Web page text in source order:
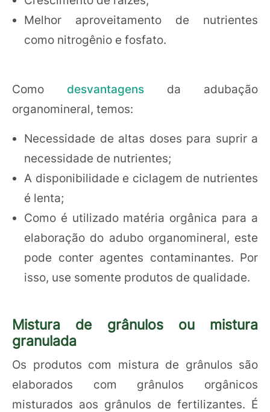
Melhor aproveitamento de nutrientes
como nitrogênio e fosfato.
Como desvantagens da adubação
organomineral, temos:
Necessidade de altas doses para suprir a
necessidade de nutrientes;
A disponibilidade e ciclagem de nutrientes
é lenta;
Como é utilizado matéria orgânica para a
elaboração do adubo organomineral, este
pode conter agentes contaminantes. Por
isso, use somente produtos de qualidade.
Mistura de grânulos ou mistura
granulada
Os produtos com mistura de grânulos são
elaborados com grânulos orgânicos
misturados aos grânulos de fertilizantes. É